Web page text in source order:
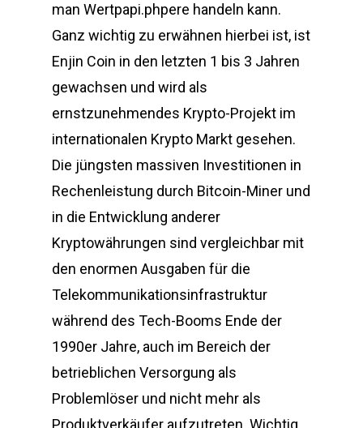
man Wertpapi.phpere handeln kann.
Ganz wichtig zu erwähnen hierbei ist, ist
Enjin Coin in den letzten 1 bis 3 Jahren
gewachsen und wird als
ernstzunehmendes Krypto-Projekt im
internationalen Krypto Markt gesehen.
Die jüngsten massiven Investitionen in
Rechenleistung durch Bitcoin-Miner und
in die Entwicklung anderer
Kryptowährungen sind vergleichbar mit
den enormen Ausgaben für die
Telekommunikationsinfrastruktur
während des Tech-Booms Ende der
1990er Jahre, auch im Bereich der
betrieblichen Versorgung als
Problemlöser und nicht mehr als
Produktverkäufer aufzutreten. Wichtig